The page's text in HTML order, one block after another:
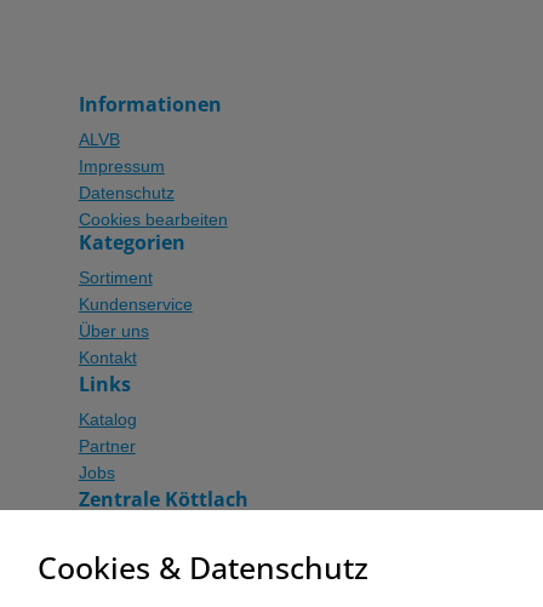
Informationen
ALVB
Impressum
Datenschutz
Cookies bearbeiten
Kategorien
Sortiment
Kundenservice
Über uns
Kontakt
Links
Katalog
Partner
Jobs
Zentrale Köttlach
Spenglerartikel
Industriestraße 90, Köttlach
Cookies & Datenschutz